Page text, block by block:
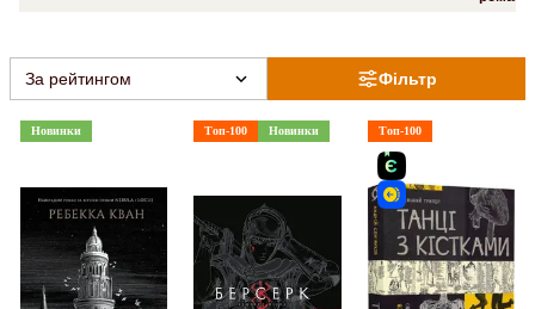
Фільтр
За рейтингом
Новинки Топ-100 Новинки Топ-100